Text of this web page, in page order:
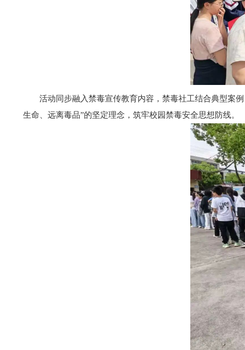
活动同步融入禁毒宣传教育内容，禁毒社工结合典型案
生命、远离毒品”的坚定理念，筑牢校园禁毒安全思想防线。